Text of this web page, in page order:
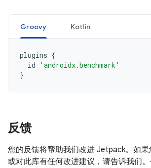
Groovy Kotlin
plugins {
id
'androidx.benchmark'
}
反馈
您的反馈将帮助我们改进 Jetpack。如果
或对此库有任何改进建议，请告诉我们